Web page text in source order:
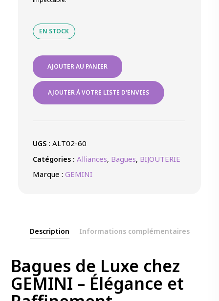
EN STOCK
quantité
de
BAGUES
TITANE
NOIR
AJOUTER AU PANIER
AJOUTER À VOTRE LISTE D'ENVIES
UGS : ALT02-60
Catégories : Alliances, Bagues, BIJOUTERIE
Marque :GEMINI
Description Informations complémentaires
Bagues de Luxe chez
GEMINI – Élégance et